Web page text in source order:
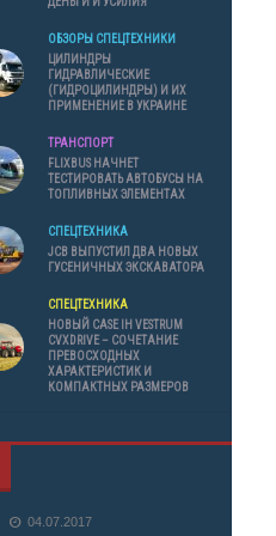
ОБЗОРЫ СПЕЦТЕХНИКИ
ЦИЛИНДРЫ
ГИДРАВЛИЧЕСКИЕ
(ГИДРОЦИЛИНДРЫ) И ИХ
ПРИМЕНЕНИЕ В УКРАИНЕ
ТРАНСПОРТ
FLIXBUS НАЧНЕТ
ТЕСТИРОВАТЬ АВТОБУСЫ НА
ТОПЛИВНЫХ ЭЛЕМЕНТАХ
СПЕЦТЕХНИКА
JCB ВЫПУСТИЛ ДВА НОВЫХ
ГУСЕНИЧНЫХ ЭКСКАВАТОРА
СПЕЦТЕХНИКА
НОВЫЙ CASE IH VESTRUM
CVXDRIVE – СОЧЕТАНИЕ
ПРЕВОСХОДНЫХ
ХАРАКТЕРИСТИК И
КОМПАКТНЫХ РАЗМЕРОВ
04.07.2017